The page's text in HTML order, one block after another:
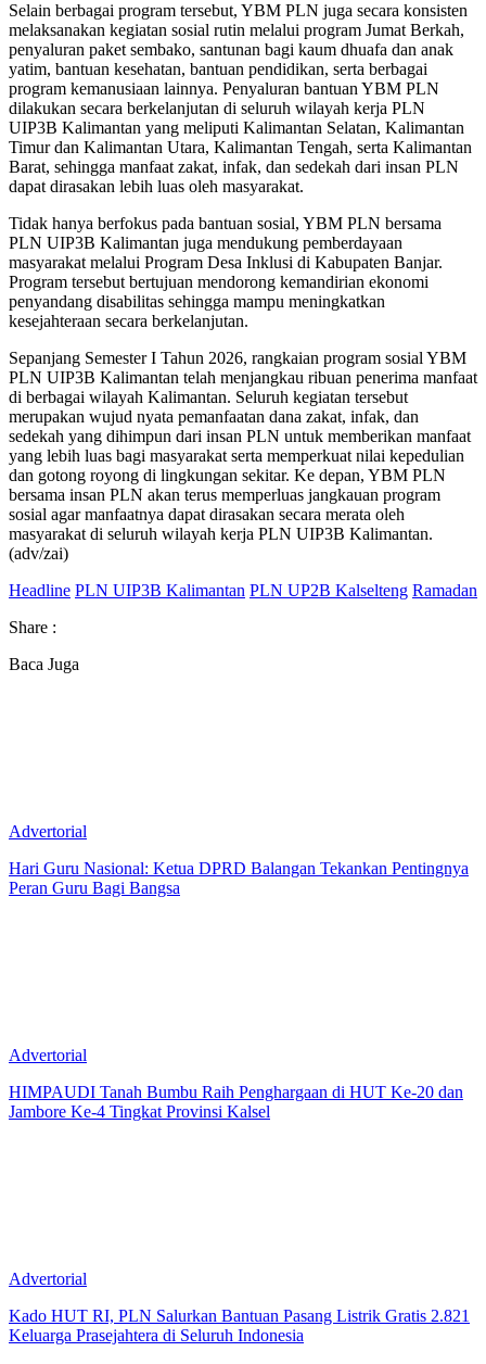
Selain berbagai program tersebut, YBM PLN juga secara konsisten
melaksanakan kegiatan sosial rutin melalui program Jumat Berkah,
penyaluran paket sembako, santunan bagi kaum dhuafa dan anak
yatim, bantuan kesehatan, bantuan pendidikan, serta berbagai
program kemanusiaan lainnya. Penyaluran bantuan YBM PLN
dilakukan secara berkelanjutan di seluruh wilayah kerja PLN
UIP3B Kalimantan yang meliputi Kalimantan Selatan, Kalimantan
Timur dan Kalimantan Utara, Kalimantan Tengah, serta Kalimantan
Barat, sehingga manfaat zakat, infak, dan sedekah dari insan PLN
dapat dirasakan lebih luas oleh masyarakat.
Tidak hanya berfokus pada bantuan sosial, YBM PLN bersama
PLN UIP3B Kalimantan juga mendukung pemberdayaan
masyarakat melalui Program Desa Inklusi di Kabupaten Banjar.
Program tersebut bertujuan mendorong kemandirian ekonomi
penyandang disabilitas sehingga mampu meningkatkan
kesejahteraan secara berkelanjutan.
Sepanjang Semester I Tahun 2026, rangkaian program sosial YBM
PLN UIP3B Kalimantan telah menjangkau ribuan penerima manfaat
di berbagai wilayah Kalimantan. Seluruh kegiatan tersebut
merupakan wujud nyata pemanfaatan dana zakat, infak, dan
sedekah yang dihimpun dari insan PLN untuk memberikan manfaat
yang lebih luas bagi masyarakat serta memperkuat nilai kepedulian
dan gotong royong di lingkungan sekitar. Ke depan, YBM PLN
bersama insan PLN akan terus memperluas jangkauan program
sosial agar manfaatnya dapat dirasakan secara merata oleh
masyarakat di seluruh wilayah kerja PLN UIP3B Kalimantan.
(adv/zai)
Headline PLN UIP3B Kalimantan PLN UP2B Kalselteng Ramadan
Share :
Baca Juga
Advertorial
Hari Guru Nasional: Ketua DPRD Balangan Tekankan Pentingnya
Peran Guru Bagi Bangsa
Advertorial
HIMPAUDI Tanah Bumbu Raih Penghargaan di HUT Ke-20 dan
Jambore Ke-4 Tingkat Provinsi Kalsel
Advertorial
Kado HUT RI, PLN Salurkan Bantuan Pasang Listrik Gratis 2.821
Keluarga Prasejahtera di Seluruh Indonesia